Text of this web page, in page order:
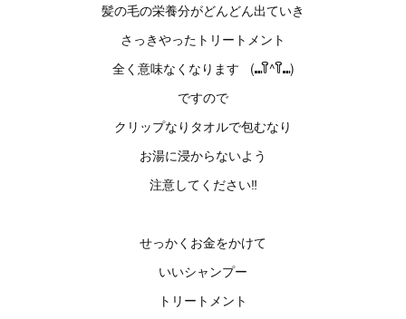
髪の毛の栄養分がどんどん出ていき
さっきやったトリートメント
全く意味なくなります (⑉꒦ິ^꒦ິ⑉)
ですので
クリップなりタオルで包むなり
お湯に浸からないよう
注意してください‼️
せっかくお金をかけて
いいシャンプー
トリートメント